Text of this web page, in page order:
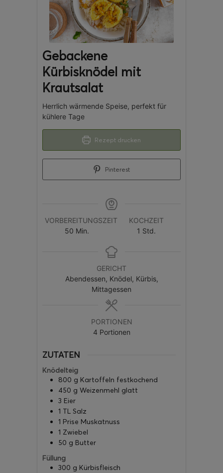
Gebackene
Kürbisknödel mit
Krautsalat
Herrlich wärmende Speise, perfekt für
kühlere Tage
Rezept drucken
Pinterest
VORBEREITUNGSZEIT
50 Min.
KOCHZEIT
1 Std.
GERICHT
Abendessen, Knödel, Kürbis,
Mittagessen
PORTIONEN
4 Portionen
ZUTATEN
Knödelteig
800 g Kartoffeln festkochend
450 g Weizenmehl glatt
3 Eier
1 TL Salz
1 Prise Muskatnuss
1 Zwiebel
50 g Butter
Füllung
300 g Kürbisfleisch